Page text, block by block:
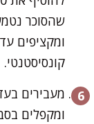
שהסוכר
ומקציפים
קונסיסטנטי.
מעבירים
ומקפלים